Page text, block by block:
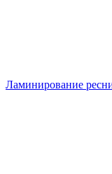
Ламинирование